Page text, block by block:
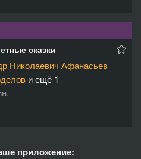
сказки
Николаевич Афанасьев
и ещё 1
приложение: